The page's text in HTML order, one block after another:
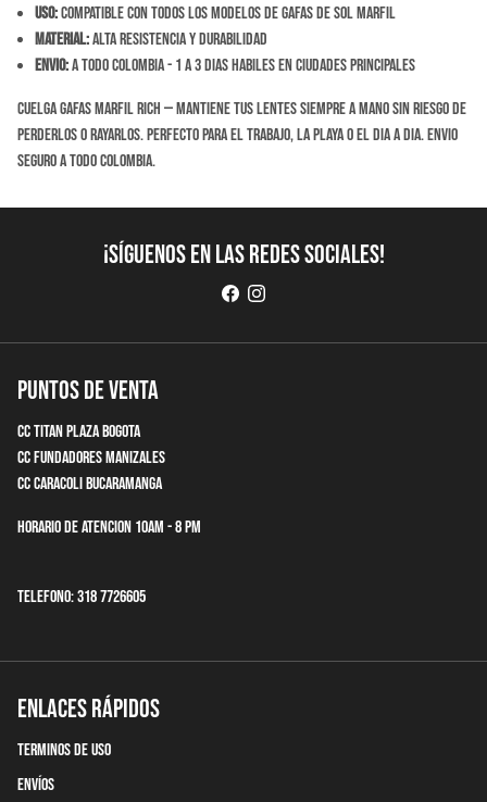
Uso:Compatible con todos los modelos de gafas de sol Marfil
Material:Alta resistencia y durabilidad
Envio:A todo Colombia - 1 a 3 dias habiles en ciudades principales
Cuelga gafas Marfil Rich — mantiene tus lentes siempre a mano sin riesgo de
perderlos o rayarlos. Perfecto para el trabajo, la playa o el dia a dia. Envio
seguro a todo Colombia.
¡Síguenos en las redes sociales!
Puntos de Venta
CC Titan Plaza Bogota
CC Fundadores Manizales
CC Caracoli Bucaramanga
Horario de Atencion 10am - 8 pm
Telefono: 318 7726605
Enlaces Rápidos
terminos de uso
Envíos